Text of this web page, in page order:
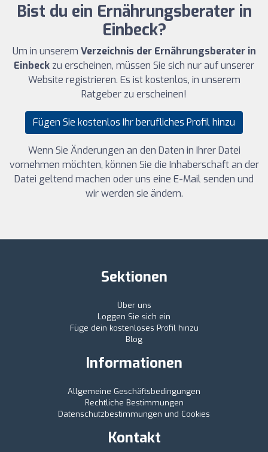
Bist du ein Ernährungsberater in
Einbeck?
Um in unserem Verzeichnis der Ernährungsberater in
Einbeck zu erscheinen, müssen Sie sich nur auf unserer
Website registrieren. Es ist kostenlos, in unserem
Ratgeber zu erscheinen!
Fügen Sie kostenlos Ihr berufliches Profil hinzu
Wenn Sie Änderungen an den Daten in Ihrer Datei
vornehmen möchten, können Sie die Inhaberschaft an der
Datei geltend machen oder uns eine E-Mail senden und
wir werden sie ändern.
Sektionen
Über uns
Loggen Sie sich ein
Füge dein kostenloses Profil hinzu
Blog
Informationen
Allgemeine Geschäftsbedingungen
Rechtliche Bestimmungen
Datenschutzbestimmungen und Cookies
Kontakt